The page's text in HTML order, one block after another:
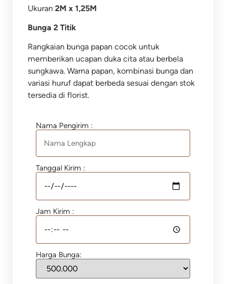
Ukuran 2M x 1,25M
Bunga 2 Titik
Rangkaian bunga papan cocok untuk
memberikan ucapan duka cita atau berbela
sungkawa. Warna papan, kombinasi bunga dan
variasi huruf dapat berbeda sesuai dengan stok
tersedia di florist.
Nama Pengirim :
Tanggal Kirim :
Jam Kirim :
Harga Bunga: